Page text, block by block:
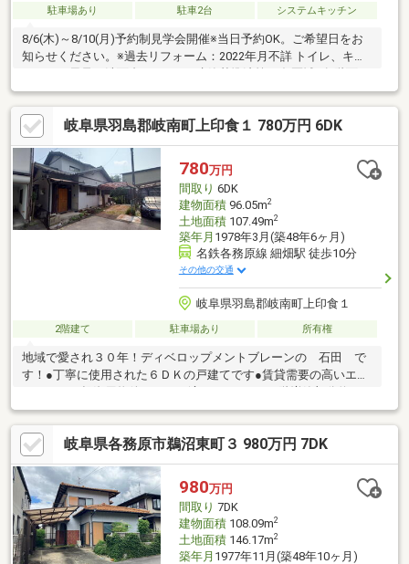
駐車場あり
駐車2台 システムキッチン
8/6(木)～8/10(月)予約制見学会開催※当日予約OK。ご希望日をお
知らせください。※過去リフォーム：2022年月不詳 トイレ、キッ
積：1階79.49㎡ 2階54.65㎡※情報と現況が相違する場合は、現況
優先とします。※司法書士は売主の指定になります。※通学の区域
に関しては自治体や教育委員会等にご確認ください。
岐阜県羽島郡岐南町上印食１ 780万円 6DK
780万円
間取り 6DK
建物面積96.05m2
土地面積107.49m2
築年月 1978年3月(築48年6ヶ月)
名鉄各務原線 細畑駅 徒歩10分
その他の交通
岐阜県羽島郡岐南町上印食１
2階建て 駐車場あり 所有権
地域で愛され３０年！ディベロップメントブレーンの 石田 で
す！●丁寧に使用された６ＤＫの戸建てです●賃貸需要の高いエリ
９㎡は未登記です○岐南町立北小学校／岐南中学校＝＝不動産買
い取り強化中！＝＝不動産 売るのも買うのも買取も、ディベロ
ップメントブレーンにお任せください！
岐阜県各務原市鵜沼東町３ 980万円 7DK
980万円
間取り 7DK
建物面積108.09m2
土地面積146.17m2
築年月 1977年11月(築48年10ヶ月)